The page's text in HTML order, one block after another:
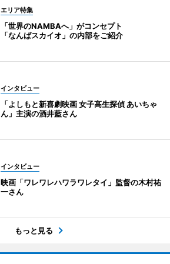
エリア特集
「世界のNAMBAへ」がコンセプト
「なんばスカイオ」の内部をご紹介
インタビュー
「よしもと新喜劇映画 女子高生探偵 あいちゃ
ん」主演の酒井藍さん
インタビュー
映画「ワレワレハワラワレタイ」監督の木村祐
一さん
もっと見る